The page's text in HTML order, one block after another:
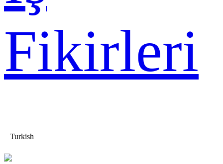
Fikirleri
Turkish